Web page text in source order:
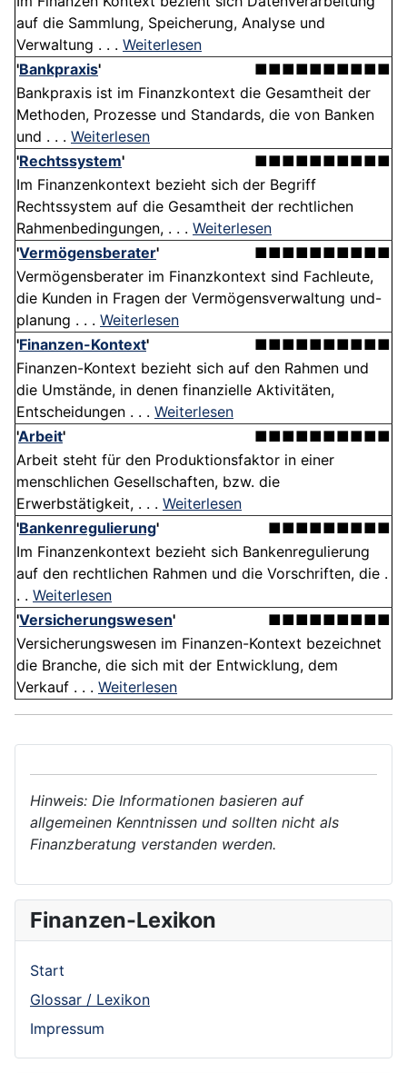
auf die Sammlung, Speicherung, Analyse und
Verwaltung . . . Weiterlesen
'Bankpraxis'
■■■■■■■■■■
Bankpraxis ist im Finanzkontext die Gesamtheit der
Methoden, Prozesse und Standards, die von Banken
und . . . Weiterlesen
'Rechtssystem'
■■■■■■■■■■
Im Finanzenkontext bezieht sich der Begriff
Rechtssystem auf die Gesamtheit der rechtlichen
Rahmenbedingungen, . . . Weiterlesen
'Vermögensberater'
■■■■■■■■■■
Vermögensberater im Finanzkontext sind Fachleute,
die Kunden in Fragen der Vermögensverwaltung und-
planung . . . Weiterlesen
'Finanzen-Kontext'
■■■■■■■■■■
Finanzen-Kontext bezieht sich auf den Rahmen und
die Umstände, in denen finanzielle Aktivitäten,
Entscheidungen . . . Weiterlesen
'Arbeit'
■■■■■■■■■■
Arbeit steht für den Produktionsfaktor in einer
menschlichen Gesellschaften, bzw. die
Erwerbstätigkeit, . . . Weiterlesen
'Bankenregulierung'
■■■■■■■■■
Im Finanzenkontext bezieht sich Bankenregulierung
auf den rechtlichen Rahmen und die Vorschriften, die .
. . Weiterlesen
'Versicherungswesen'
■■■■■■■■■
Versicherungswesen im Finanzen-Kontext bezeichnet
die Branche, die sich mit der Entwicklung, dem
Verkauf . . . Weiterlesen
Hinweis: Die Informationen basieren auf
allgemeinen Kenntnissen und sollten nicht als
Finanzberatung verstanden werden.
Finanzen-Lexikon
Start
Glossar / Lexikon
Impressum